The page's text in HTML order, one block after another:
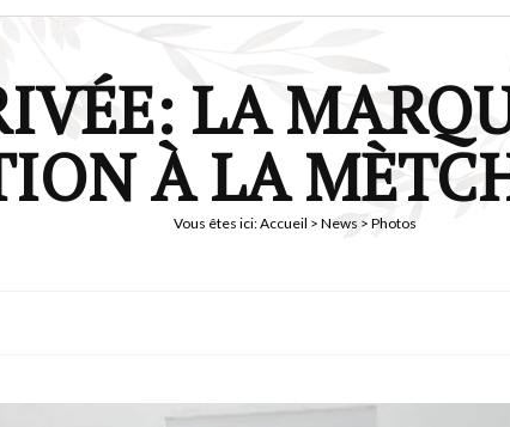
LA
À LA
Vous êtes ici:Accueil > News > Photos